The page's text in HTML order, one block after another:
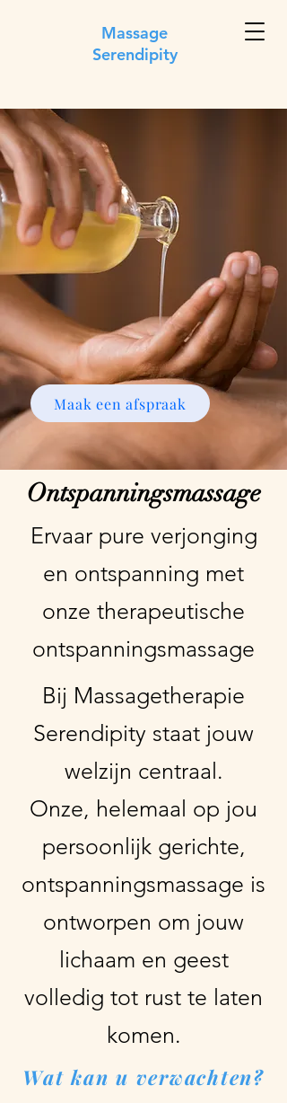
Massage
Serendipity
Maak een afspraak
Ontspanningsmassage
Ervaar pure verjonging
en ontspanning met
onze therapeutische
ontspanningsmassage
Bij Massagetherapie
Serendipity staat jouw
welzijn centraal.
Onze, helemaal op jou
persoonlijk gerichte,
ontspanningsmassage is
ontworpen om jouw
lichaam en geest
volledig tot rust te laten
komen.
Wat kan u verwachten?